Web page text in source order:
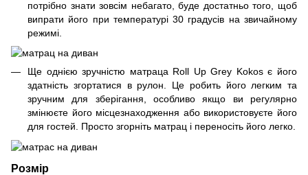
потрібно знати зовсім небагато, буде достатньо того, щоб
випрати його при температурі 30 градусів на звичайному
режимі.
Ще однією зручністю матраца Roll Up Grey Kokos є його
здатність згортатися в рулон. Це робить його легким та
зручним для зберігання, особливо якщо ви регулярно
змінюєте його місцезнаходження або використовуєте його
для гостей. Просто згорніть матрац і переносіть його легко.
Розмір